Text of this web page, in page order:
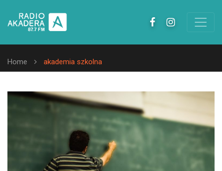
Home akademia szkolna